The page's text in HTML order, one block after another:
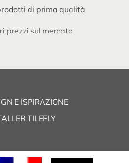
di prima qualità
prezzi sul mercato
E ISPIRAZIONE
TILEFLY